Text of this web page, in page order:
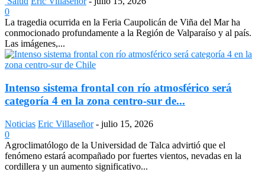
0
La tragedia ocurrida en la Feria Caupolicán de Viña del Mar ha
conmocionado profundamente a la Región de Valparaíso y al país.
Las imágenes,...
Intenso sistema frontal con río atmosférico será
categoría 4 en la zona centro-sur de...
Noticias Eric Villaseñor - julio 15, 2026
0
Agroclimatólogo de la Universidad de Talca advirtió que el
fenómeno estará acompañado por fuertes vientos, nevadas en la
cordillera y un aumento significativo...